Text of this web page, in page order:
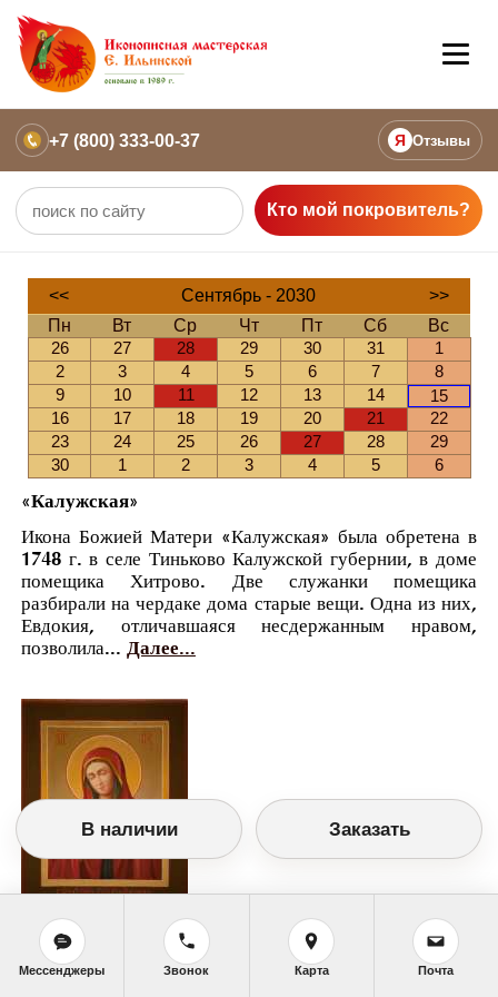
+7 (800) 333-00-37 Я Отзывы
Кто мой покровитель?
<< Сентябрь - 2030
>>
Пн
Вт Ср Чт Пт Сб
Вс
26
27 28 29 30 31
1
2
3 4 5 6 7
8
9
10 11 12 13 14
15
16
17 18 19 20 21
22
23
24 25 26 27 28
29
30
1 2 3 4 5 6
«Калужская»
Икона Божией Матери «Калужская» была обретена в
1748 г. в селе Тиньково Калужской губернии, в доме
помещика Хитрово. Две служанки помещика
разбирали на чердаке дома старые вещи. Одна из них,
Евдокия, отличавшаяся несдержанным нравом,
позволила... Далее...
Православный календарь
<< Воскресенье, 15 Сентября (2 Сентября по
старому стилю)>>
В наличии Заказать
Мессенджеры Звонок Карта Почта